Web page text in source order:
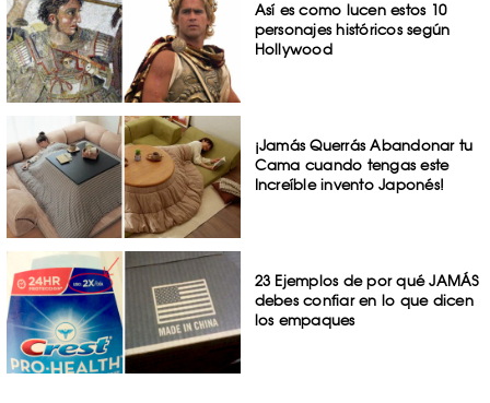
Así es como lucen estos 10
personajes históricos según
Hollywood
¡Jamás Querrás Abandonar tu
Cama cuando tengas este
Increíble invento Japonés!
23 Ejemplos de por qué JAMÁS
debes confiar en lo que dicen
los empaques